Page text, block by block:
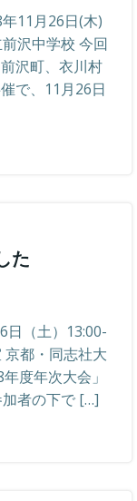
11月26日(木)
沢中学校 今回
沢町、衣川村
で、11月26日
た
日（土）13:00-
都・同志社大
度年次大会」
者の下で […]